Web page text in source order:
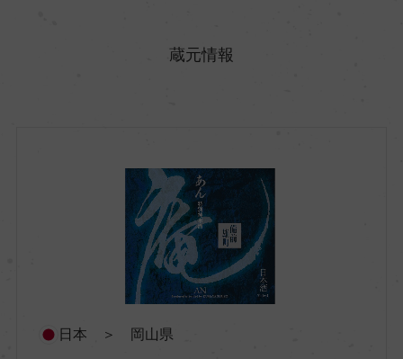
蔵元情報
日本 ＞ 岡山県